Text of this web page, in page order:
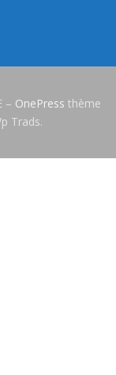
– OnePress thème
Trads.